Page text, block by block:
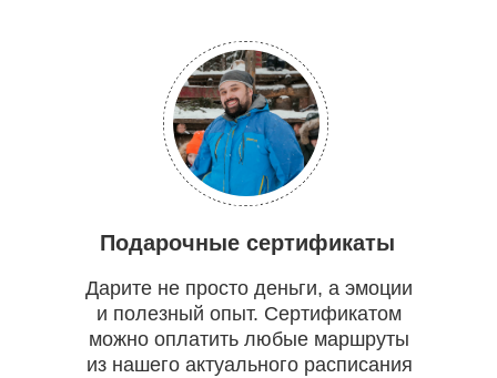
Подарочные сертификаты
Дарите не просто деньги, а эмоции
и полезный опыт. Сертификатом
можно оплатить любые маршруты
из нашего актуального расписания